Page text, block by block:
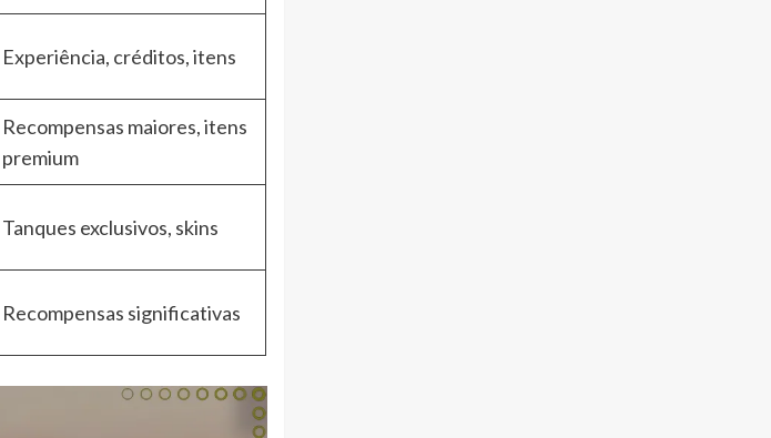
Experiência, créditos, itens
Recompensas maiores, itens
premium
Tanques exclusivos, skins
Recompensas significativas